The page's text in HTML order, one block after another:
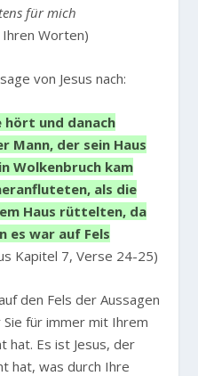
für mich
Worten)
von Jesus nach:
hört und danach
Mann, der sein Haus
Wolkenbruch kam
als die
Haus rüttelten, da
es war auf Fels
Kapitel 7, Verse 24-25)
den Fels der Aussagen
Sie für immer mit Ihrem
hat. Es ist Jesus, der
hat, was durch Ihre